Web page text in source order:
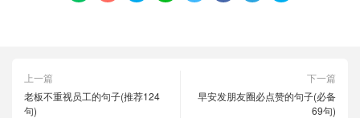
上一篇
老板不重视员工的句子(推荐124
句)
下一篇
早安发朋友圈必点赞的句子(必备
69句)